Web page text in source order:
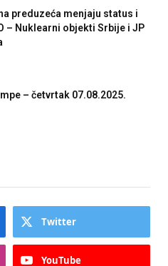
preduzeća menjaju status i
– Nuklearni objekti Srbije i JP
– četvrtak 07.08.2025.
Twitter
YouTube